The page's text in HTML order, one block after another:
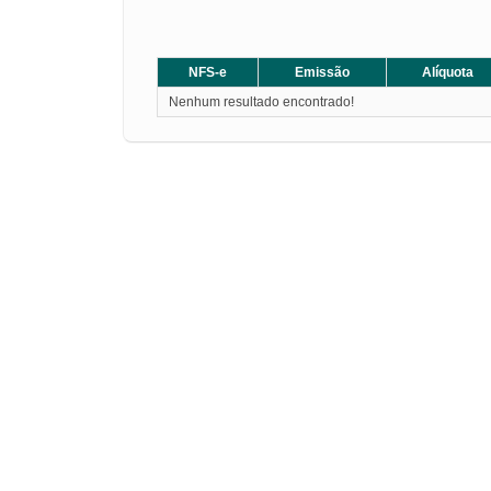
NFS-e Emissão Alíquota
Nenhum resultado encontrado!